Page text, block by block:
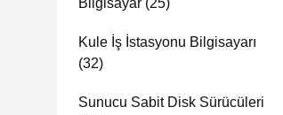
Bilgisayar (25)
Kule İş İstasyonu Bilgisayarı
(32)
Sunucu Sabit Disk Sürücüleri